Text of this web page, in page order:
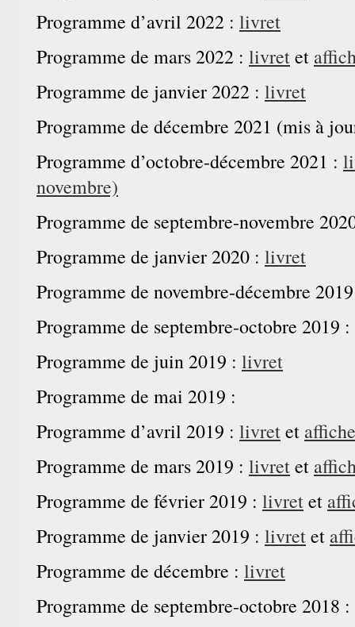
Programme d’avril 2022 : livret
Programme de mars 2022 : livretet
Programme de janvier 2022 : livret
Programme de décembre 2021 (mis à
Programme d’octobre-décembre 2021 :
novembre)
Programme de septembre-novembre
Programme de janvier 2020 : livret
Programme de novembre-décembre
Programme de septembre-octobre 2019 :
Programme de juin 2019 : livret
Programme de mai 2019 :
Programme d’avril 2019 : livretet affiche
Programme de mars 2019 : livretet
Programme de février 2019 : livretet
Programme de janvier 2019 : livretet
Programme de décembre : livret
Programme de septembre-octobre 2018 :
BAM !
Bibliothèque Associative de